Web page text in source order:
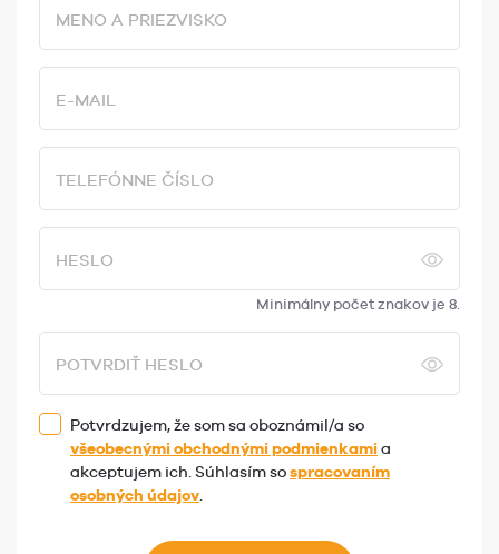
MENO A PRIEZVISKO
E-MAIL
TELEFÓNNE ČÍSLO
HESLO
Minimálny počet znakov je 8.
POTVRDIŤ HESLO
Potvrdzujem, že som sa oboznámil/a so
všeobecnými obchodnými podmienkamia
akceptujem ich. Súhlasím sospracovaním
osobných údajov